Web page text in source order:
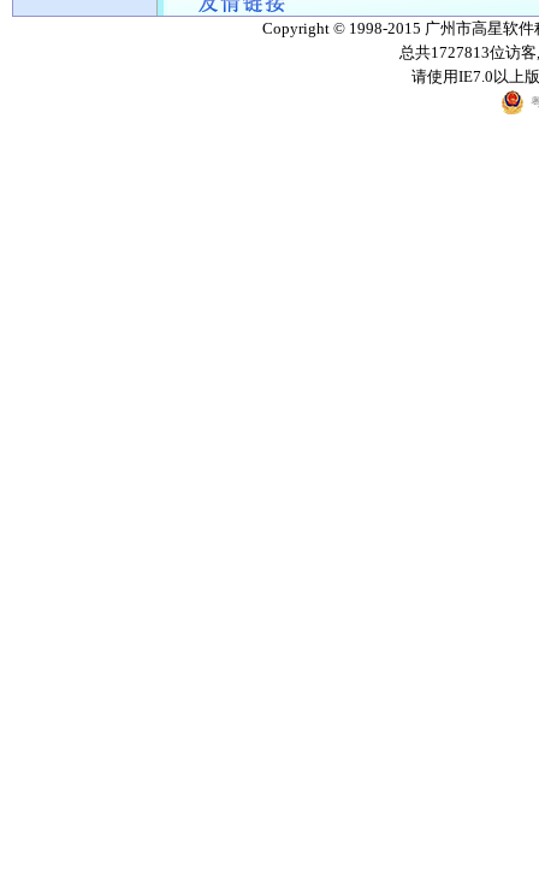
Copyright © 1998-2015 广州市高星软
总共1727813位访
请使用IE7.0以上